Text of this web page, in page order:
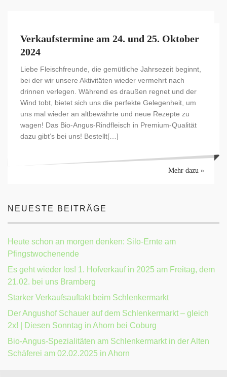
Verkaufstermine am 24. und 25. Oktober
2024
Liebe Fleischfreunde, die gemütliche Jahrsezeit beginnt,
bei der wir unsere Aktivitäten wieder vermehrt nach
drinnen verlegen. Während es draußen regnet und der
Wind tobt, bietet sich uns die perfekte Gelegenheit, um
uns mal wieder an altbewährte und neue Rezepte zu
wagen! Das Bio-Angus-Rindfleisch in Premium-Qualität
dazu gibt’s bei uns! Bestellt[…]
Mehr dazu »
NEUESTE BEITRÄGE
Heute schon an morgen denken: Silo-Ernte am
Pfingstwochenende
Es geht wieder los! 1. Hofverkauf in 2025 am Freitag, dem
21.02. bei uns Bramberg
Starker Verkaufsauftakt beim Schlenkermarkt
Der Angushof Schauer auf dem Schlenkermarkt – gleich
2x! | Diesen Sonntag in Ahorn bei Coburg
Bio-Angus-Spezialitäten am Schlenkermarkt in der Alten
Schäferei am 02.02.2025 in Ahorn